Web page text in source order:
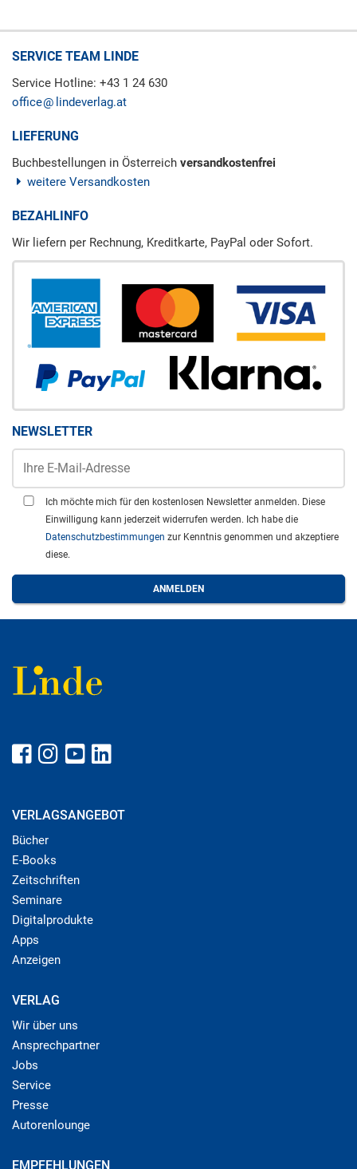
SERVICE TEAM LINDE
Service Hotline: +43 1 24 630
office
lindeverlag.at
LIEFERUNG
Buchbestellungen in Österreich versandkostenfrei
weitere Versandkosten
BEZAHLINFO
Wir liefern per Rechnung, Kreditkarte, PayPal oder Sofort.
NEWSLETTER
Ich möchte mich für den kostenlosen Newsletter anmelden. Diese
Einwilligung kann jederzeit widerrufen werden. Ich habe die
Datenschutzbestimmungen zur Kenntnis genommen und akzeptiere
diese.
VERLAGSANGEBOT
Bücher
E-Books
Zeitschriften
Seminare
Digitalprodukte
Apps
Anzeigen
VERLAG
Wir über uns
Ansprechpartner
Jobs
Service
Presse
Autorenlounge
EMPFEHLUNGEN